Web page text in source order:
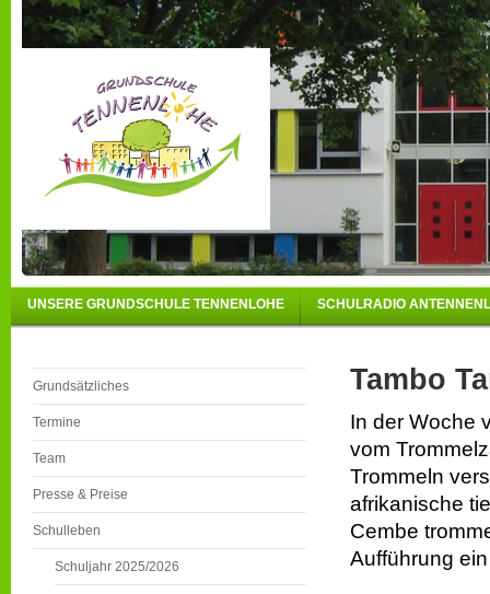
UNSERE GRUNDSCHULE TENNENLOHE SCHULRADIO
Grundsätzliches
Termine
Team
Presse & Preise
Schulleben
Schuljahr 2025/2026
Tambo
In der Woche
vom
Trommeln
afrikanische
Cembe
Aufführung